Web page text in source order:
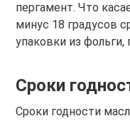
пергамент. Что
минус 18 градусов
упаковки из
Сроки
Сроки годности